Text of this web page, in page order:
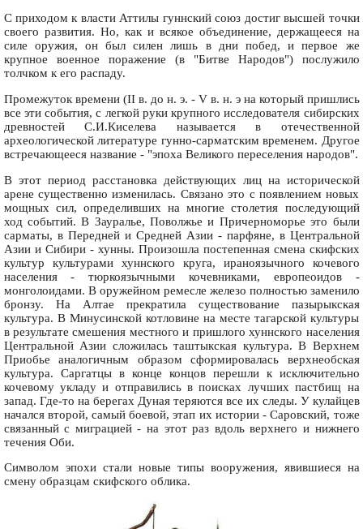
С приходом к власти Аттилы гуннский союз достиг высшей точки
своего развития. Но, как и всякое объединение, держащееся на
силе оружия, он был силен лишь в дни побед, и первое же
крупное военное поражение (в "Битве Народов") послужило
толчком к его распаду.
Промежуток времени (II в. до н. э. - V в. н. э на который пришлись
все эти события, с легкой руки крупного исследователя сибирских
древностей С.И.Киселева называется в отечественной
археологической литературе гунно-сарматским временем. Другое
встречающееся название - "эпоха Великого переселения народов".
В этот период расстановка действующих лиц на исторической
арене существенно изменилась. Связано это с появлением новых
мощных сил, определивших на многие столетия последующий
ход событий. В Зауралье, Поволжье и Причерноморье это были
сарматы, в Передней и Средней Азии - парфяне, в Центральной
Азии и Сибири - хунны. Произошла постепенная смена скифских
культур культурами хуннского круга, ираноязычного кочевого
населения - тюркоязычными кочевниками, европеоидов -
монголоидами. В оружейном ремесле железо полностью заменило
бронзу. На Алтае прекратила существование пазырыкская
культура. В Минусинской котловине на месте тагарской культуры
в результате смешения местного и пришлого хуннского населения
Центральной Азии сложилась таштыкская культура. В Верхнем
Приобье аналогичным образом сформировалась верхнеобская
культура. Саргатцы в конце концов перешли к исключительно
кочевому укладу и отправились в поисках лучших пастбищ на
запад. Где-то на берегах Дуная теряются все их следы. У кулайцев
начался второй, самый боевой, этап их истории - Саровский, тоже
связанный с миграцией - на этот раз вдоль верхнего и нижнего
течения Оби.
Символом эпохи стали новые типы вооружения, явившиеся на
смену образцам скифского облика.